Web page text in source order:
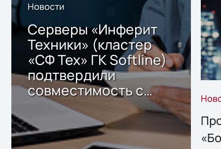
Новости
Серверы «Инферит
Техники» (кластер
«СФ Тех» ГК Softline)
подтвердили
совместимость с
решением Sharx
Storage 2.x для
хранения данных